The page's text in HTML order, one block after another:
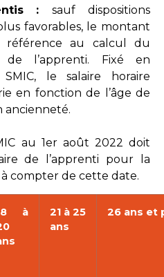
:sauf dispositions
favorables, le montant
référence au calcul du
de l’apprenti. Fixé en
le salaire horaire
en fonction de l’âge de
ancienneté.
au 1er août 2022 doit
de l’apprenti pour la
compter de cette date.
à
21 à 25
ans
26 ans et